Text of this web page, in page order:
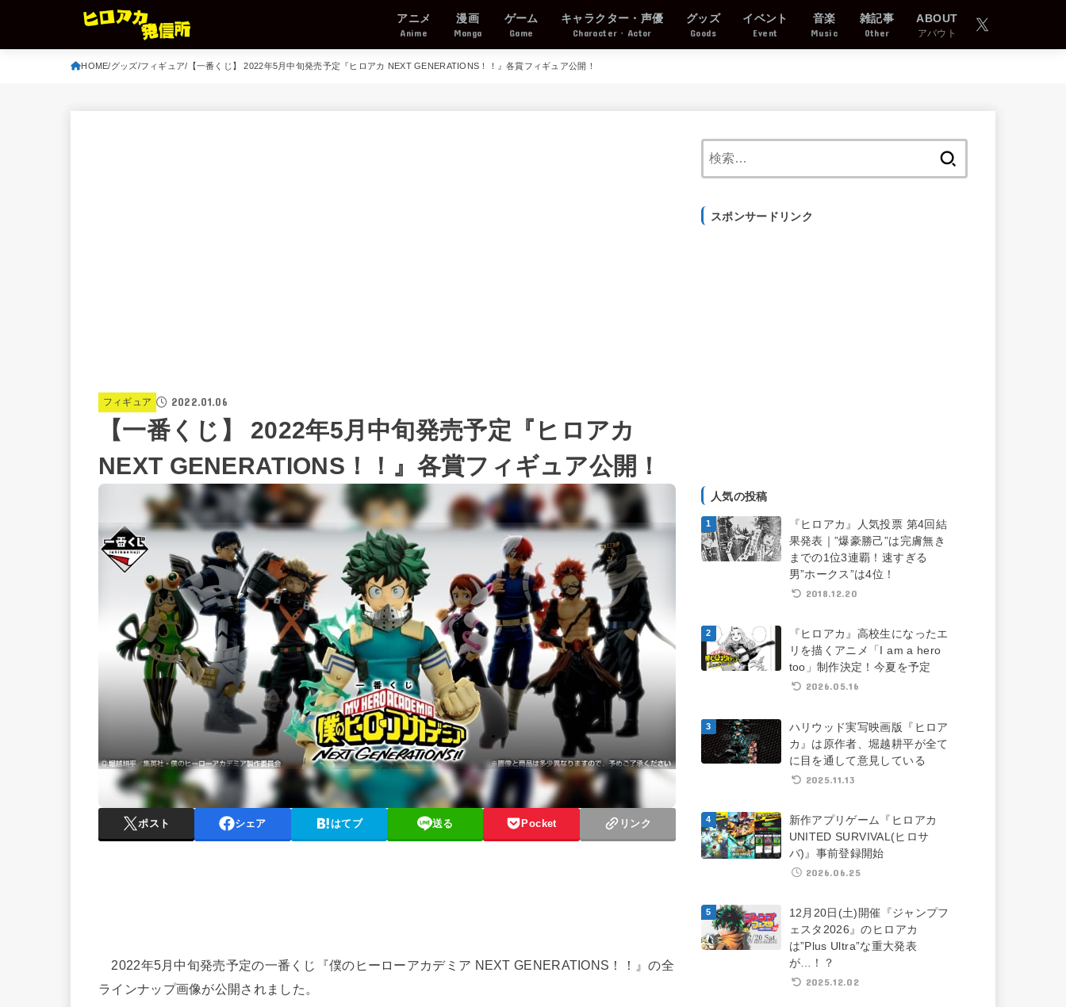
アニメ
Anime
漫画
Manga
ゲーム
Game
キャラクター・声優
Character・Actor
グッズ
Goods
イベント
Event
音楽
Music
雑記事
Other
ABOUT
アバウト
HOME グッズ フィギュア 【一番くじ】 2022年5月中旬発売予定『ヒロアカ NEXT GENERATIONS！！』各賞フィギュア公開！
フィギュア 2022.01.06
【一番くじ】 2022年5月中旬発売予定『ヒロアカ
NEXT GENERATIONS！！』各賞フィギュア公開！
ポスト シェア はてブ 送る Pocket リンク
2022年5月中旬発売予定の一番くじ『僕のヒーローアカデミア NEXT GENERATIONS！！』の全
ラインナップ画像が公開されました。
スポンサードリンク
人気の投稿
『ヒロアカ』人気投票 第4回結
果発表｜”爆豪勝己”は完膚無き
までの1位3連覇！速すぎる
男”ホークス”は4位！
2018.12.20
『ヒロアカ』高校生になったエ
リを描くアニメ「I am a hero
too」制作決定！今夏を予定
2026.05.16
ハリウッド実写映画版『ヒロア
カ』は原作者、堀越耕平が全て
に目を通して意見している
2025.11.13
新作アプリゲーム『ヒロアカ
UNITED SURVIVAL(ヒロサ
バ)』事前登録開始
2026.06.25
12月20日(土)開催『ジャンプフ
ェスタ2026』のヒロアカ
は”Plus Ultra”な重大発表
が…！？
2025.12.02